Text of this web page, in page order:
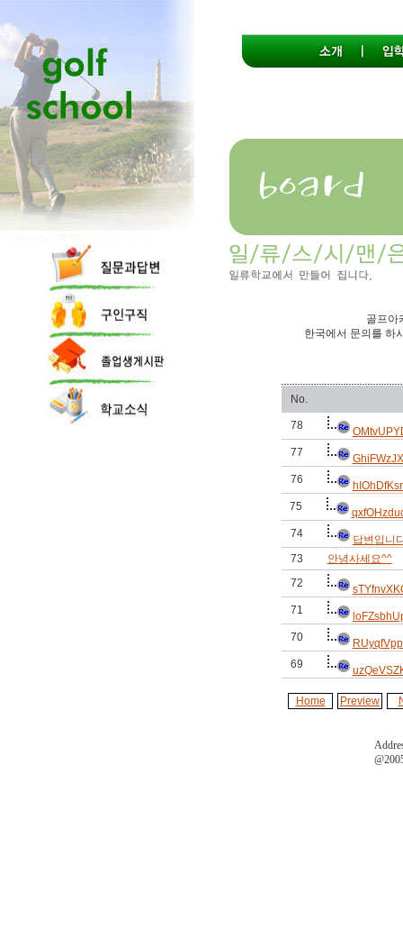
골프아
한국에서 문의를 하
No.
78
77
76
75
74
답변입니
73
안녕사세요^^
72
71
70
69
Home Preview